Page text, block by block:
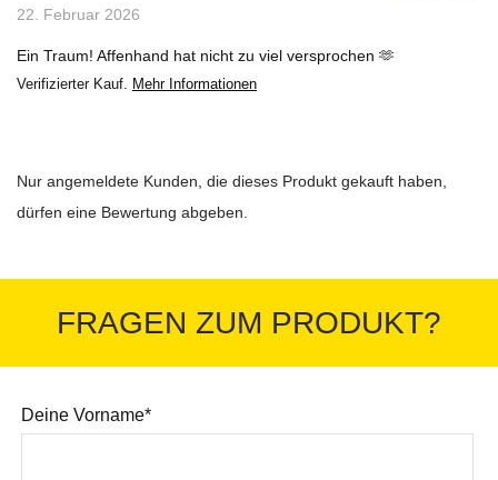
22. Februar 2026
Ein Traum! Affenhand hat nicht zu viel versprochen 🫶
Verifizierter Kauf. Mehr Informationen
Nur angemeldete Kunden, die dieses Produkt gekauft haben,
dürfen eine Bewertung abgeben.
FRAGEN ZUM PRODUKT?
Deine Vorname*